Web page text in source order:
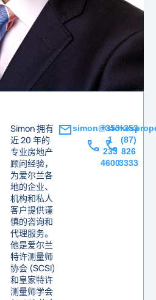
Simon 拥有
近 20 年的
专业房地产
顾问经验，
为爱尔兰各
地的企业、
机构和私人
客户提供谨
慎的咨询和
代理服务。
他是爱尔兰
特许测量师
协会 (SCSI)
和皇家特许
测量师学会
+353
1
233
4600
+353
(87)
826
3333